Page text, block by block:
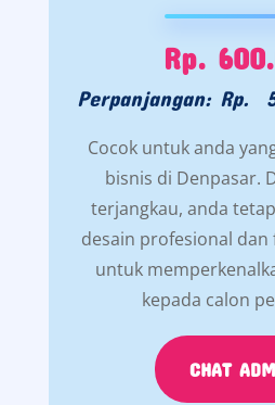
Rp.
Perpanjangan: Rp.
Cocok untuk anda
bisnis di Denpasar.
terjangkau, anda
desain profesional
untuk
kepada calon
CHAT